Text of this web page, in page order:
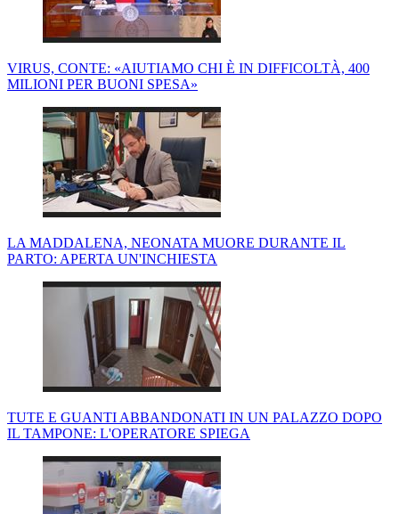
VIRUS, CONTE: «AIUTIAMO CHI È IN DIFFICOLTÀ, 400
MILIONI PER BUONI SPESA»
LA MADDALENA, NEONATA MUORE DURANTE IL
PARTO: APERTA UN'INCHIESTA
TUTE E GUANTI ABBANDONATI IN UN PALAZZO DOPO
IL TAMPONE: L'OPERATORE SPIEGA